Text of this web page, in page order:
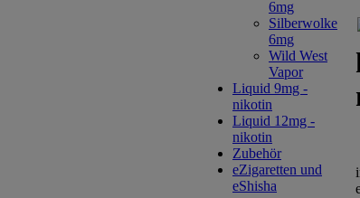
6mg
Silberwolke
6mg
Wild West
Vapor
Liquid 9mg -
nikotin
Liquid 12mg -
nikotin
Zubehör
eZigaretten und
eShisha